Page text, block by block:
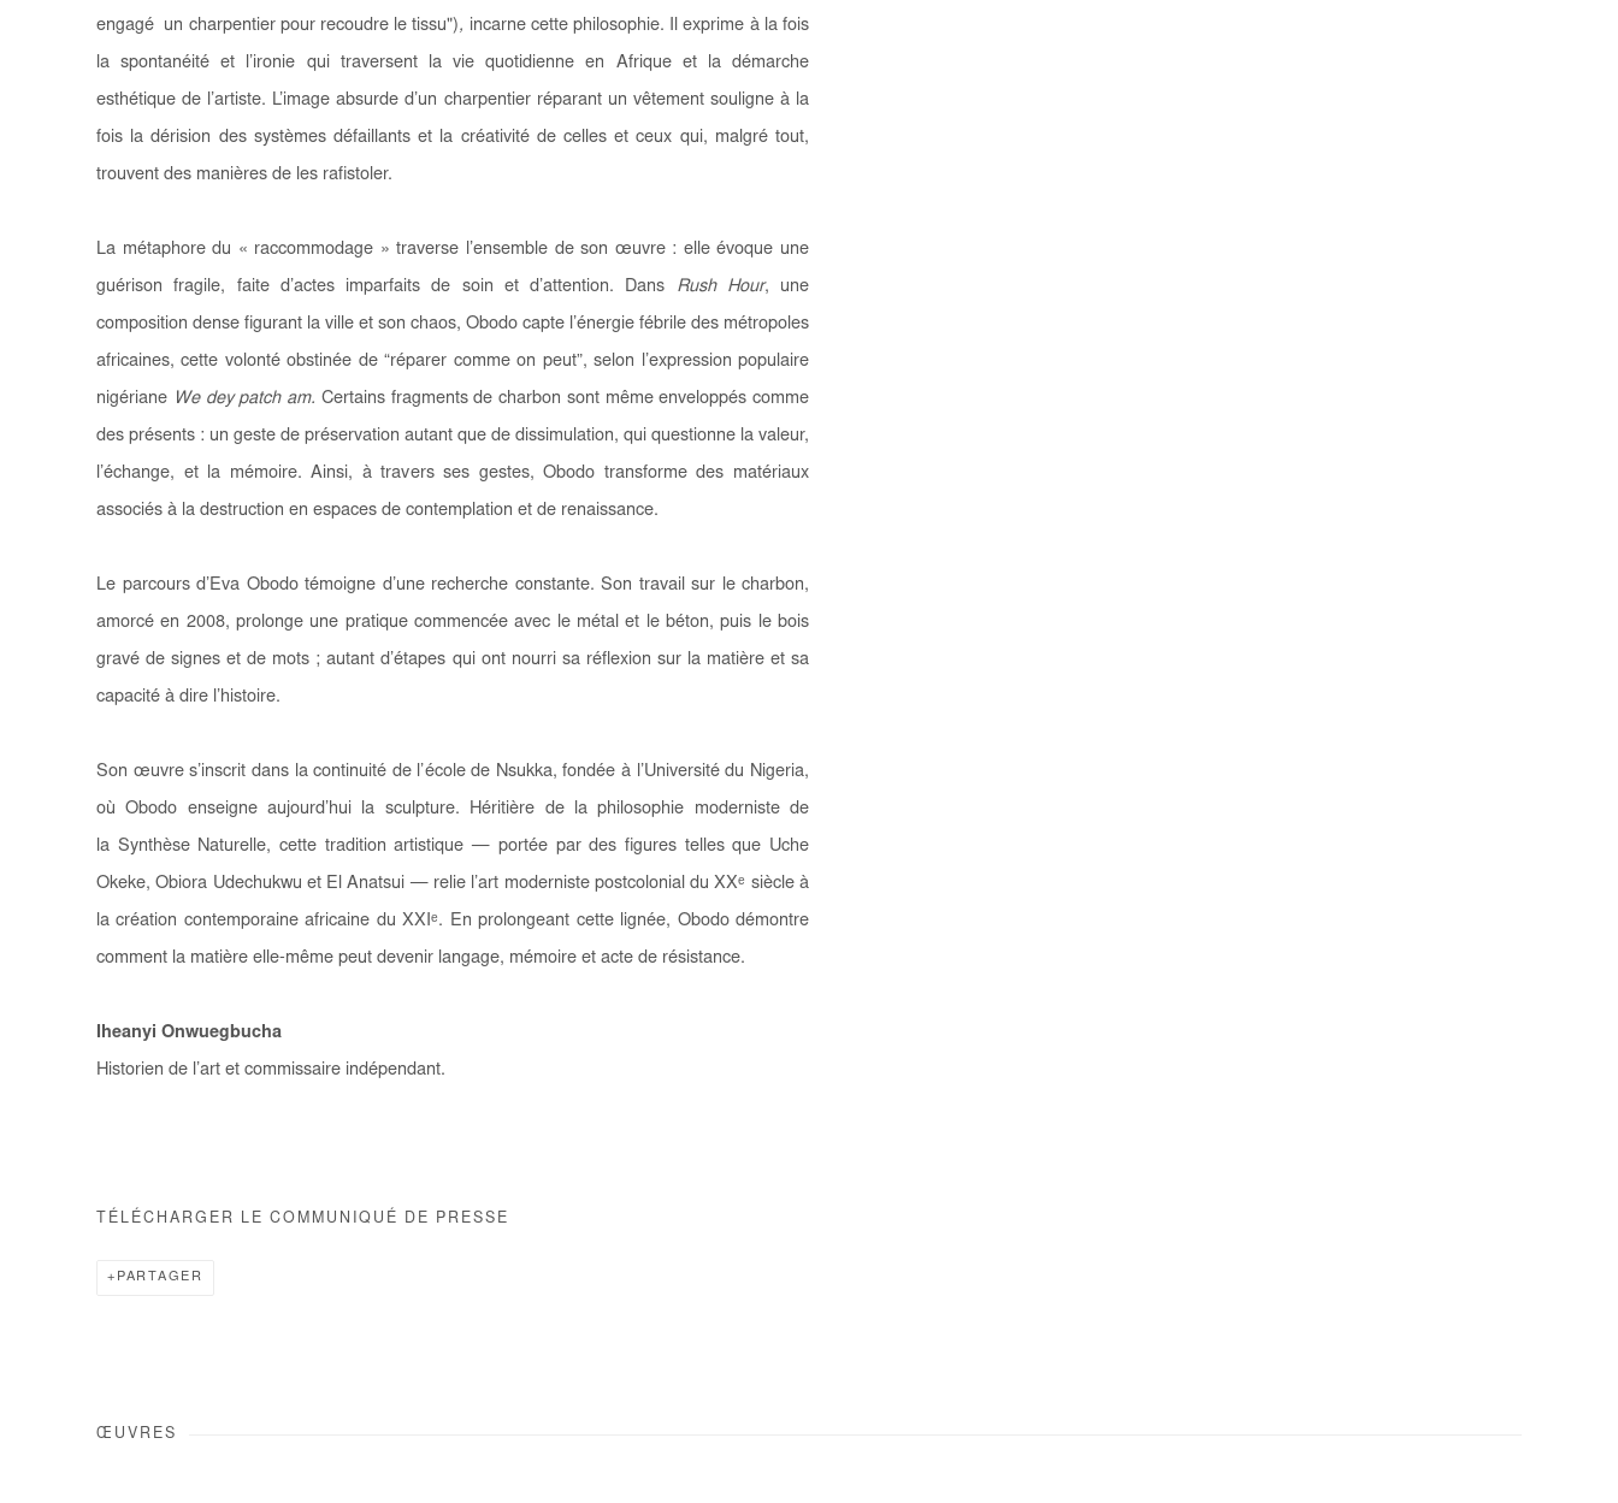
engagé un charpentier pour recoudre le tissu"), incarne cette philosophie. Il exprime à la fois
la spontanéité et l’ironie qui traversent la vie quotidienne en Afrique et la démarche
esthétique de l’artiste. L’image absurde d’un charpentier réparant un vêtement souligne à la
fois la dérision des systèmes défaillants et la créativité de celles et ceux qui, malgré tout,
trouvent des manières de les rafistoler.
La métaphore du « raccommodage » traverse l’ensemble de son œuvre : elle évoque une
guérison fragile, faite d’actes imparfaits de soin et d’attention. Dans Rush Hour, une
composition dense figurant la ville et son chaos, Obodo capte l’énergie fébrile des métropoles
africaines, cette volonté obstinée de “réparer comme on peut”, selon l’expression populaire
nigériane We dey patch am. Certains fragments de charbon sont même enveloppés comme
des présents : un geste de préservation autant que de dissimulation, qui questionne la valeur,
l’échange, et la mémoire. Ainsi, à travers ses gestes, Obodo transforme des matériaux
associés à la destruction en espaces de contemplation et de renaissance.
Le parcours d’Eva Obodo témoigne d’une recherche constante. Son travail sur le charbon,
amorcé en 2008, prolonge une pratique commencée avec le métal et le béton, puis le bois
gravé de signes et de mots ; autant d’étapes qui ont nourri sa réflexion sur la matière et sa
capacité à dire l’histoire.
Son œuvre s’inscrit dans la continuité de l’école de Nsukka, fondée à l’Université du Nigeria,
où Obodo enseigne aujourd’hui la sculpture. Héritière de la philosophie moderniste de
la Synthèse Naturelle, cette tradition artistique — portée par des figures telles que Uche
Okeke, Obiora Udechukwu et El Anatsui — relie l’art moderniste postcolonial du XXᵉ siècle à
la création contemporaine africaine du XXIᵉ. En prolongeant cette lignée, Obodo démontre
comment la matière elle-même peut devenir langage, mémoire et acte de résistance.
Iheanyi Onwuegbucha
Historien de l’art et commissaire indépendant.
TÉLÉCHARGER LE COMMUNIQUÉ DE PRESSE
PARTAGER
ŒUVRES